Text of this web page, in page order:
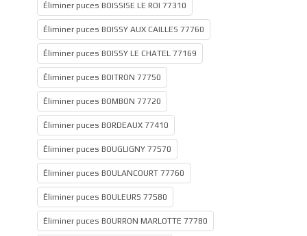
Éliminer puces BOISSISE LE ROI 77310
Éliminer puces BOISSY AUX CAILLES 77760
Éliminer puces BOISSY LE CHATEL 77169
Éliminer puces BOITRON 77750
Éliminer puces BOMBON 77720
Éliminer puces BORDEAUX 77410
Éliminer puces BOUGLIGNY 77570
Éliminer puces BOULANCOURT 77760
Éliminer puces BOULEURS 77580
Éliminer puces BOURRON MARLOTTE 77780